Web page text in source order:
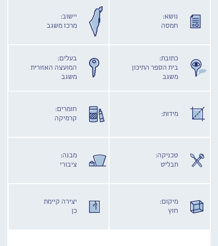
נושא:
חמסה
יישוב:
מרכז משגב
כתובת:
בית הספר התיכון
משגב
בעלים:
המועצה האזורית
משגב
מידות:
חומרים:
קרמיקה
טכניקה:
תבליט
מבנה:
ציבורי
מיקום:
חוץ
יצירה קיימת
כן